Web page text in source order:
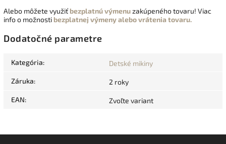
Alebo môžete využiť bezplatnú výmenuzakúpeného tovaru! Viac
info o možnosti bezplatnej výmeny alebo vrátenia tovaru.
Dodatočné parametre
Kategória: Detské mikiny
Záruka: 2 roky
EAN: Zvoľte variant